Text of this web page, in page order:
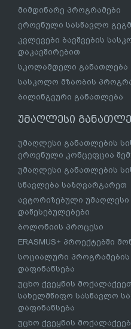
მიმდინარე პროგრამები
ეროვნული სასწავლო
კვლევები ბავშვების
დაკავშირებით
სკოლამდელი განათლება
სასკოლო მზაობის
ბილინგვური განათლება
უმაღლესი
უმაღლესი განათლების
ეროვნული კონცეფცია
უმაღლესი განათლების
სწავლება საზღვარგარეთ
ავტორიზებული
დაწესებულებები
ბოლონიის პროცესი
ERASMUS+ პროექტებში
სოციალური
დაფინანსება
უცხო ქვეყნის
სახელმწიფო სასწავლო
დაფინანსება
უცხო ქვეყნის